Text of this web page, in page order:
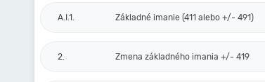
A.I.1. Základné imanie (411 alebo +/- 491)
2. Zmena základného imania +/- 419